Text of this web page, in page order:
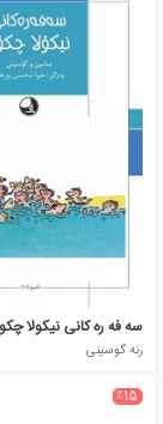
سه فه ره کانی نیکولا
رنه گوسینی
٪15